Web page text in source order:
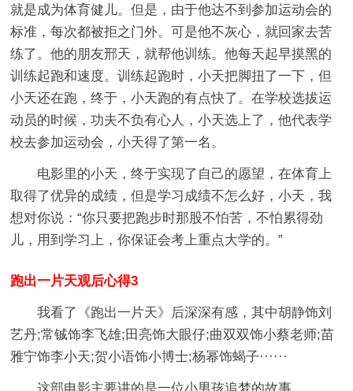
就是成为体育健儿。但是，由于他达不到参加运动会的
标准，每次都被拒之门外。可是他不灰心，就回家去苦
练了。他的朋友邢天，就帮他训练。他每天起早摸黑的
训练起跑和速度。训练起跑时，小天把脚扭了一下，但
小天还在跑，终于，小天跑的有点快了。在学校选拔运
动员的时候，功夫不负有心人，小天选上了，他代表学
校去参加运动会，小天得了第一名。
电影里的小天，终于实现了自己的愿望，在体育上
取得了优异的成绩，但是学习成绩不怎么好，小天，我
想对你说：“你只要把跑步时那股不怕苦，不怕累得劲
儿，用到学习上，你保证会考上重点大学的。”
跑出一片天观后心得3
我看了《跑出一片天》后深深有感，其中胡静饰刘
艺丹;常铖饰李飞雄;田亮饰大眼仔;曲双双饰小蔡老师;苗
雅宁饰李小天;贺小语饰小博士;杨幂饰蝎子······